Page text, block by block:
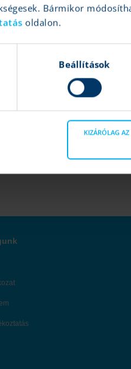
Bármikor
oldalon.
Beállítások
KIZÁRÓLAG AZ